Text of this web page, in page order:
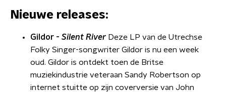
Nieuwe releases:
Gildor - Silent River Deze LP van de Utrechse
Folky Singer-songwriter Gildor is nu een week
oud. Gildor is ontdekt toen de Britse
muziekindustrie veteraan Sandy Robertson op
internet stuitte op zijn coverversie van John